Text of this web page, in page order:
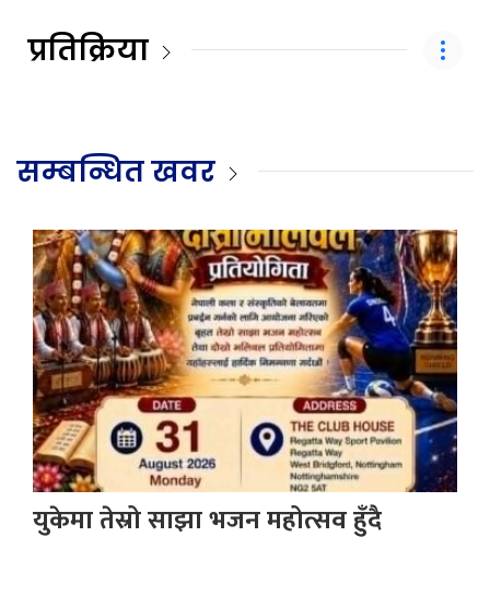
प्रतिक्रिया
सम्बन्धित खवर
युकेमा तेस्रो साझा भजन महोत्सव हुँदै